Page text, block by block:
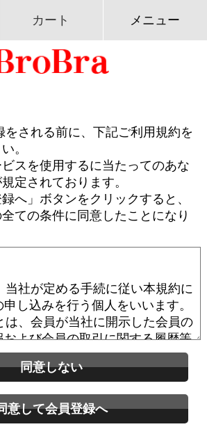
カート メニュー
をされる前に、下記ご利用規約を
。
スを使用するに当たってのあな
定されております。
へ」ボタンをクリックすると、
ての条件に同意したことになり
同意しない
意して会員登録へ